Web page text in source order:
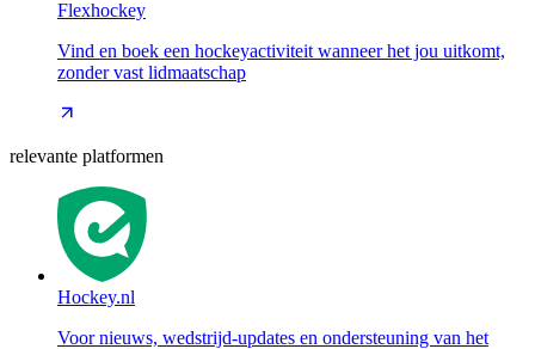
Flexhockey
Vind en boek een hockeyactiviteit wanneer het jou uitkomt,
zonder vast lidmaatschap
relevante platformen
Hockey.nl
Voor nieuws, wedstrijd-updates en ondersteuning van het